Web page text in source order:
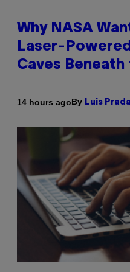
Why NASA
Laser-
Caves
14 hours agoBy Luis Prada